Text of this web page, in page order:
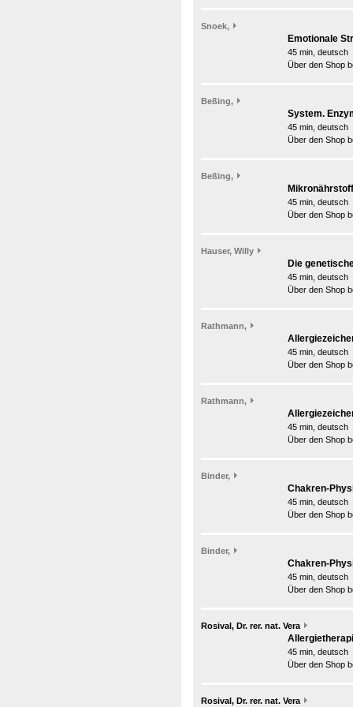
Snoek,
Emotionale
45 min, deutsch
Über den Shop
Beßing,
System.
45 min, deutsch
Über den Shop
Beßing,
45 min, deutsch
Über den Shop
Hauser, Willy
Die
45 min, deutsch
Über den Shop
Rathmann,
45 min, deutsch
Über den Shop
Rathmann,
45 min, deutsch
Über den Shop
Binder,
Chakren-
45 min, deutsch
Über den Shop
Binder,
Chakren-
45 min, deutsch
Über den Shop
Rosival, Dr. rer. nat. Vera
45 min, deutsch
Über den Shop
Rosival, Dr. rer. nat. Vera